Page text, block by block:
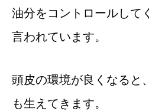
油分をコントロールして
言われています。
頭皮の環境が良くなると
も生えてきます。